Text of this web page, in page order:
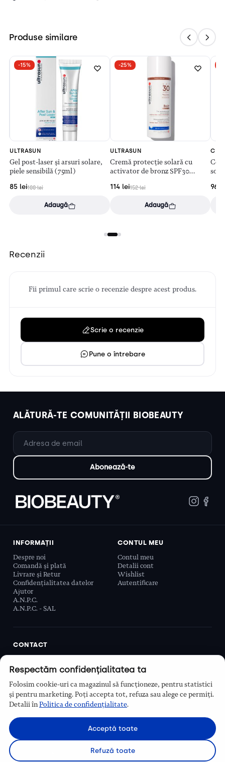
Produse similare
-15%
ULTRASUN
Gel post-laser și arsuri solare,
piele sensibilă (75ml)
100lei
85 lei
Adaugă
-25%
ULTRASUN
Cremă protecție solară cu
activator de bronz SPF30
152lei
114 lei
Adaugă
96
Recenzii
Fii primul care scrie o recenzie despre acest produs.
Scrie o recenzie
Pune o întrebare
ALĂTURĂ-TE COMUNITĂȚII BIOBEAUTY
INFORMAȚII
Despre noi
Comandă și plată
Livrare și Retur
Confidențialitatea datelor
Ajutor
A.N.P.C.
A.N.P.C. - SAL
CONTUL MEU
Contul meu
Detalii cont
Wishlist
Autentificare
CONTACT
Sector 6, București, România
Program
Luni–Vineri, 9:00 – 16:00
Respectăm confidențialitatea ta
Folosim cookie-uri ca magazinul să funcționeze, pentru statistici
și pentru marketing. Poți accepta tot, refuza sau alege ce permiți.
Detalii înPolitica de confidențialitate.
Acceptă toate
Refuză toate